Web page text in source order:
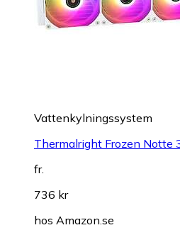
Vattenkylningssystem
Thermalright Frozen Notte
fr.
736 kr
hos Amazon.se